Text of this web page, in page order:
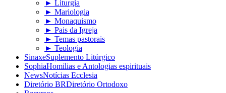
► Liturgia
► Mariologia
► Monaquismo
► Pais da Igreja
► Temas pastorais
► Teologia
SinaxeSuplemento Litúrgico
SophiaHomilias e Antologias espirituais
NewsNotícias Ecclesia
Diretório BRDiretório Ortodoxo